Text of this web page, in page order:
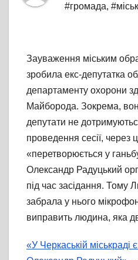
#громада,
Зауваження міським
зробила екс-депутатка
департаменту охорони
Майборода. Зокрема,
депутати не
проведення сесії, через
«перетворюється у
Олександр Радуцький
під час засідання. Тому
забрала у нього
виправить людина, яка
«У Черкаській